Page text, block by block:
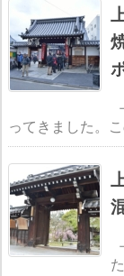
ってきました。